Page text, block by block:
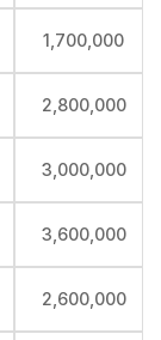
1,700,000
2,800,000
3,000,000
3,600,000
2,600,000